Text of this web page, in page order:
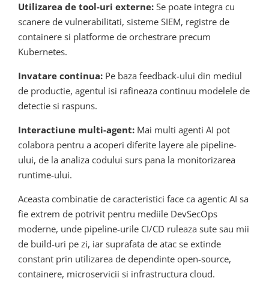
Utilizarea de tool-uri externe: Se poate integra cu
scanere de vulnerabilitati, sisteme SIEM, registre de
containere si platforme de orchestrare precum
Kubernetes.
Invatare continua: Pe baza feedback-ului din mediul
de productie, agentul isi rafineaza continuu modelele de
detectie si raspuns.
Interactiune multi-agent: Mai multi agenti AI pot
colabora pentru a acoperi diferite layere ale pipeline-
ului, de la analiza codului surs pana la monitorizarea
runtime-ului.
Aceasta combinatie de caracteristici face ca agentic AI sa
fie extrem de potrivit pentru mediile DevSecOps
moderne, unde pipeline-urile CI/CD ruleaza sute sau mii
de build-uri pe zi, iar suprafata de atac se extinde
constant prin utilizarea de dependinte open-source,
containere, microservicii si infrastructura cloud.